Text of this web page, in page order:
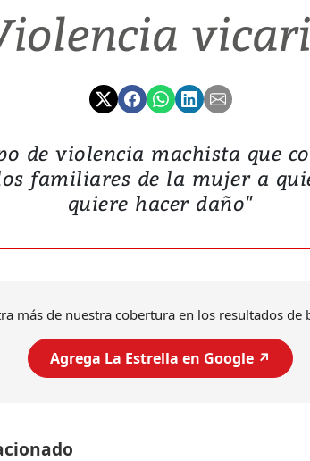
de violencia machista que
familiares de la mujer a
quiere hacer daño"
más de nuestra cobertura en los resultados de
Agrega La Estrella en Google ↗️